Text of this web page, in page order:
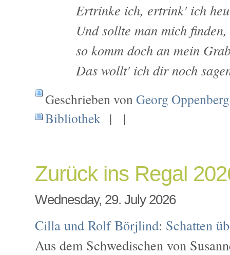
Ertrinke ich, ertrink' ich
Und sollte man mich finden,
so komm doch an mein
Das wollt' ich dir noch
Geschrieben vonGeorg Oppenberg
Bibliothek | |
Zurück ins Regal
Wednesday, 29. July 2026
Cilla und Rolf Börjlind: Schatten
Aus dem Schwedischen von